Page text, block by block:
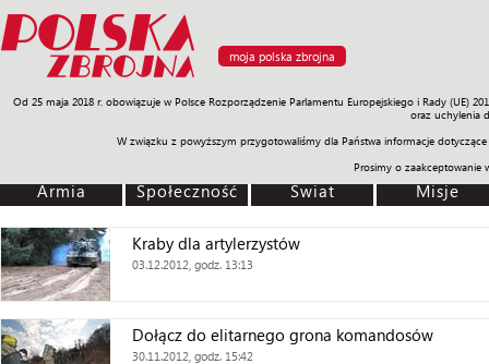
moja polska zbrojna
Od 25 maja 2018 r. obowiązuje w Polsce Rozporządzenie Parlamentu Europejskiego i Rady
oraz uchylenia
W związku z powyższym przygotowaliśmy dla Państwa informacje
Prosimy o
Armia Poligon Sprzęt Misje Polityka Prawo Świat
Armia Społeczność Świat Misje
Kraby dla artylerzystów
03.12.2012, godz. 13:13
Dołącz do elitarnego grona komandosów
30.11.2012, godz. 15:42